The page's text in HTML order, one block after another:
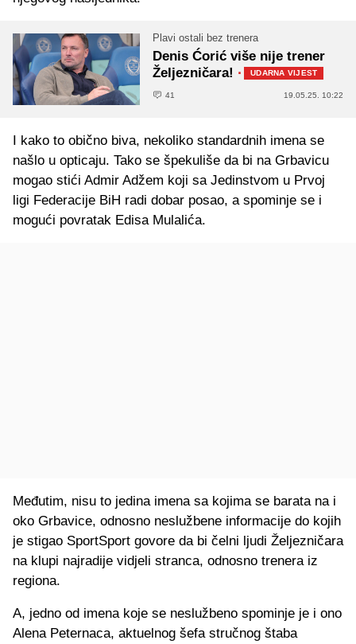
Plavi ostali bez trenera
Denis Ćorić više nije trener
Željezničara! · UDARNA VIJEST
41 19.05.25. 10:22
I kako to obično biva, nekoliko standardnih imena se
našlo u opticaju. Tako se špekuliše da bi na Grbavicu
mogao stići Admir Adžem koji sa Jedinstvom u Prvoj
ligi Federacije BiH radi dobar posao, a spominje se i
mogući povratak Edisa Mulalića.
Međutim, nisu to jedina imena sa kojima se barata na i
oko Grbavice, odnosno neslužbene informacije do kojih
je stigao SportSport govore da bi čelni ljudi Željezničara
na klupi najradije vidjeli stranca, odnosno trenera iz
regiona.
A, jedno od imena koje se neslužbeno spominje je i ono
Alena Peternaca, aktuelnog šefa stručnog štaba